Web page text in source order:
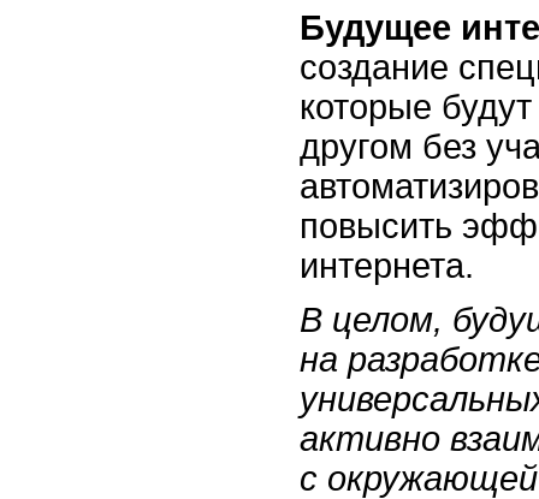
Будущее
создание
которые
другом без
повысить
интернета.
В целом,
на
активно
с